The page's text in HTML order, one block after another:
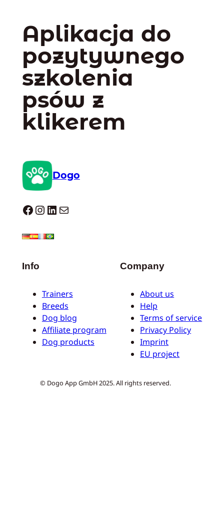
Aplikacja do
pozytywnego
szkolenia
psów z
klikerem
Dogo
Dogo facebook InstagramLinkedIn Mail
Info
Trainers
Breeds
Dog blog
Affiliate program
Dog products
Company
About us
Help
Terms of service
Privacy Policy
Imprint
EU project
© Dogo App GmbH 2025. All rights reserved.